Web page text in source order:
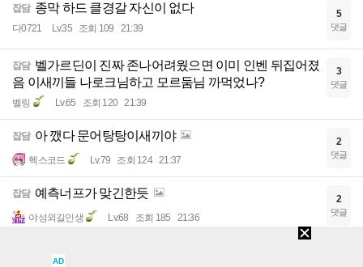
잡담 종막 하드 클경갈 자신이 없다
다0721 Lv.35 조회 109 21:39
5
댓글
잡담 벨가르딘이 진짜 존나어려웠으면 이미 인벤 뒤집어졌
음 이새끼들 나로크님하고 모르둠님 까먹었나?
벨링 Lv.65 조회 120 21:39
3
댓글
잡담 아 깼다 문어탕탕이새끼야
헥스코드 Lv.79 조회 124 21:37
2
댓글
잡담 예측너프가 맞긴한듯
야성외길인생 Lv.68 조회 185 21:36
2
댓글
AD